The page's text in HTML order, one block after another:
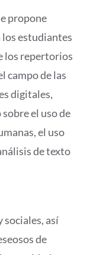
propone
estudiantes
los repertorios
campo de las
digitales,
el uso de
el uso
de texto
sociales, así
de